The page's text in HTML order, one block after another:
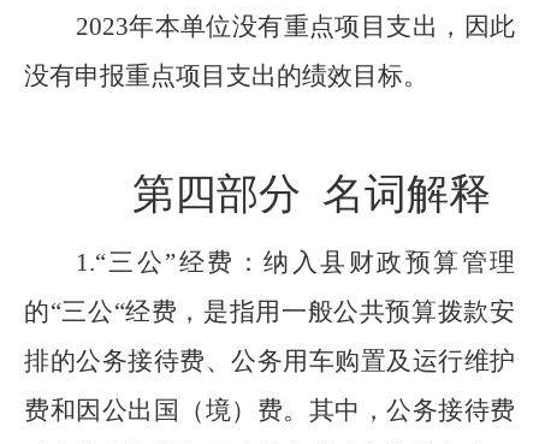
2023年本单位没有重点项目支出，因此
没有申报重点项目支出的绩效目标。
第四部分 名词解释
1.“三公”经费：纳入县财政预算管理
的“三公“经费，是指用一般公共预算拨款安
排的公务接待费、公务用车购置及运行维护
费和因公出国（境）费。其中，公务接待费